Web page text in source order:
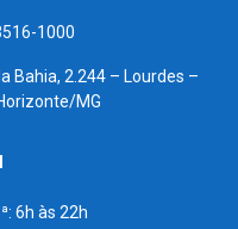
1000
Bahia, 2.244 – Lourdes –
MG
6h às 22h